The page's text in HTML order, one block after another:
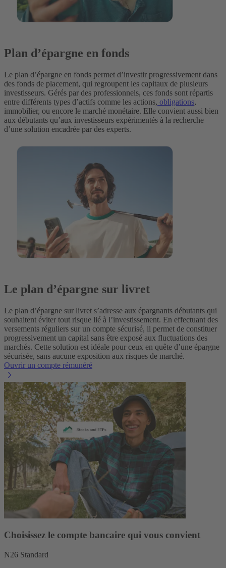
Plan d’épargne en fonds
Le plan d’épargne en fonds permet d’investir progressivement dans
des fonds de placement, qui regroupent les capitaux de plusieurs
investisseurs. Gérés par des professionnels, ces fonds sont répartis
entre différents types d’actifs comme les actions, obligations,
immobilier, ou encore le marché monétaire. Elle convient aussi bien
aux débutants qu’aux investisseurs expérimentés à la recherche
d’une solution encadrée par des experts.
Le plan d’épargne sur livret
Le plan d’épargne sur livret s’adresse aux épargnants débutants qui
souhaitent éviter tout risque lié à l’investissement. En effectuant des
versements réguliers sur un compte sécurisé, il permet de constituer
progressivement un capital sans être exposé aux fluctuations des
marchés. Cette solution est idéale pour ceux en quête d’une épargne
sécurisée, sans aucune exposition aux risques de marché.
Ouvrir un compte rémunéré
Choisissez le compte bancaire qui vous convient
N26 Standard